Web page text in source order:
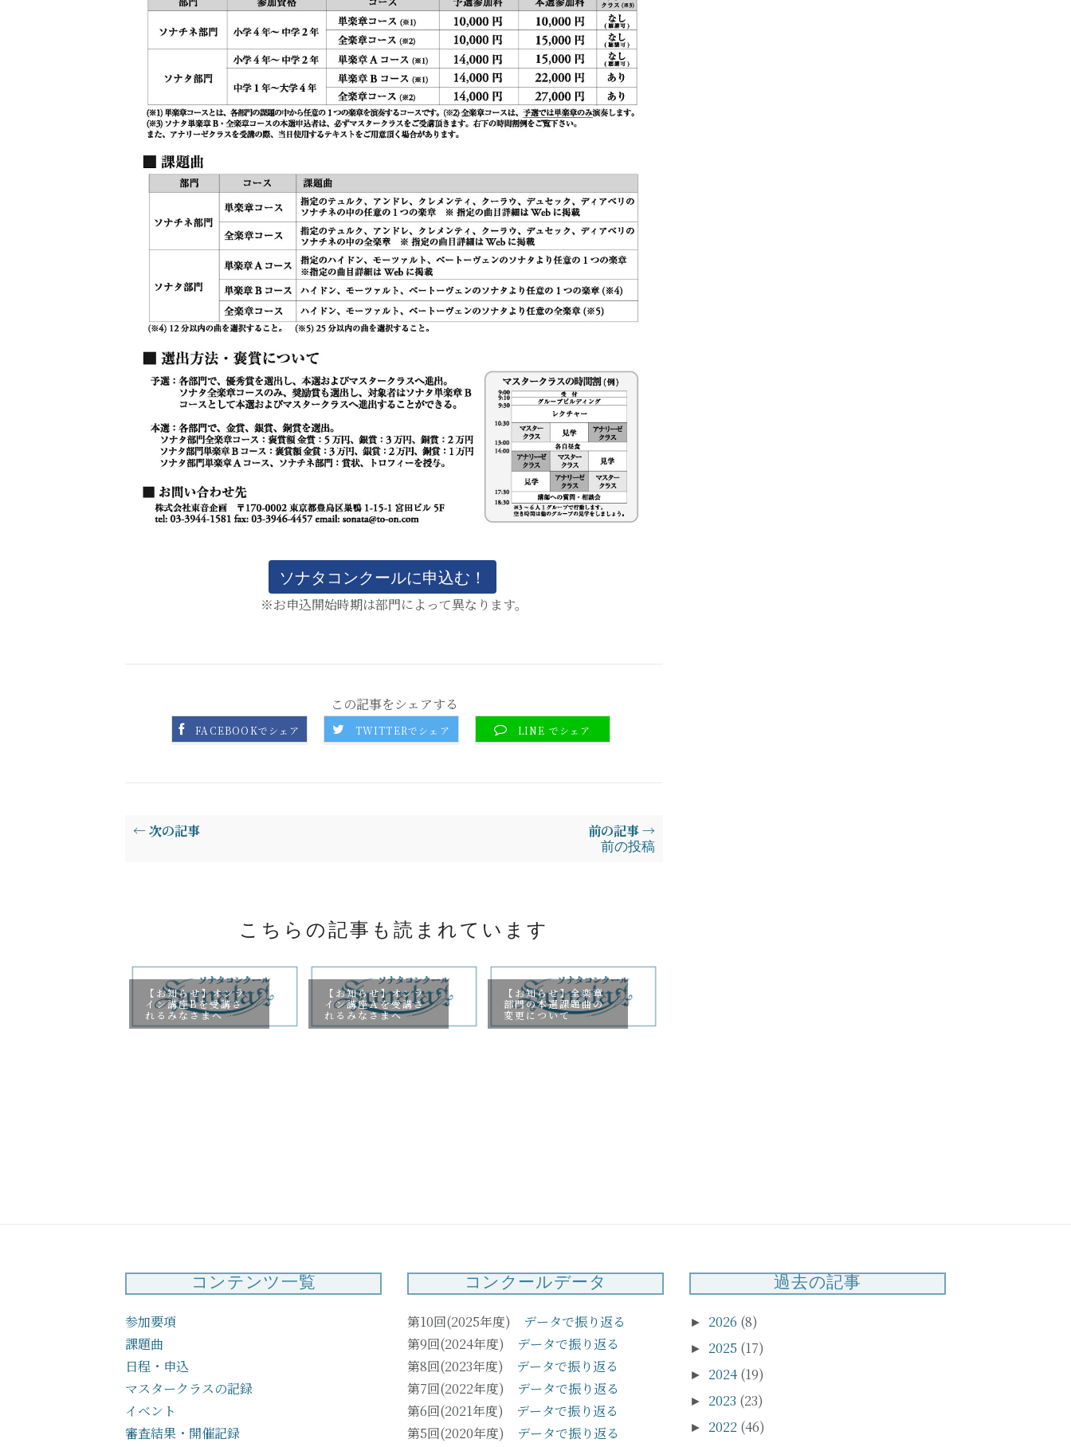
ソナタコンクールに申込む！
※お申込開始時期は部門によって異なります。
この記事をシェアする
FACEBOOKでシェア TWITTERでシェア LINE でシェア
← 次の記事 前の記事 →
前の投稿
こちらの記事も読まれています
【お知らせ】オンラ
イン講座Bを受講さ
れるみなさまへ
【お知らせ】オンラ
イン講座Ａを受講さ
れるみなさまへ
【お知らせ】全楽章
部門の本選課題曲の
変更について
コンテンツ一覧
参加要項
課題曲
日程・申込
マスタークラスの記録
イベント
審査結果・開催記録
コンクールデータ
第10回(2025年度) データで振り返る
第9回(2024年度) データで振り返る
第8回(2023年度) データで振り返る
第7回(2022年度) データで振り返る
第6回(2021年度) データで振り返る
第5回(2020年度) データで振り返る
過去の記事
► 2026 (8)
► 2025 (17)
► 2024 (19)
► 2023 (23)
► 2022 (46)